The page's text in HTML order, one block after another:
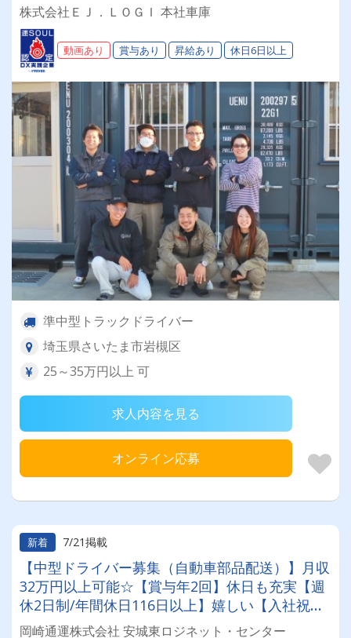
株式会社ＥＪ．ＬＯＧＩ 本社車庫
動画あり 賞与あり 昇給あり 休日6日以上
準中型トラックドライバー
埼玉県さいたま市岩槻区
25～35万円以上 可
求人内容を見る
オンライン応募
新着 7/21掲載
【中型ドライバー募集（自動車部品配送）】月収
32万円以上可能☆【賞与年2回】休日も充実【週
休2日制/年間休日116日以上】嬉しい【入社祝い
金10万円有】配送エリアも近距離メインで毎日し
岡崎通運株式会社 安城東ロジネット・センター